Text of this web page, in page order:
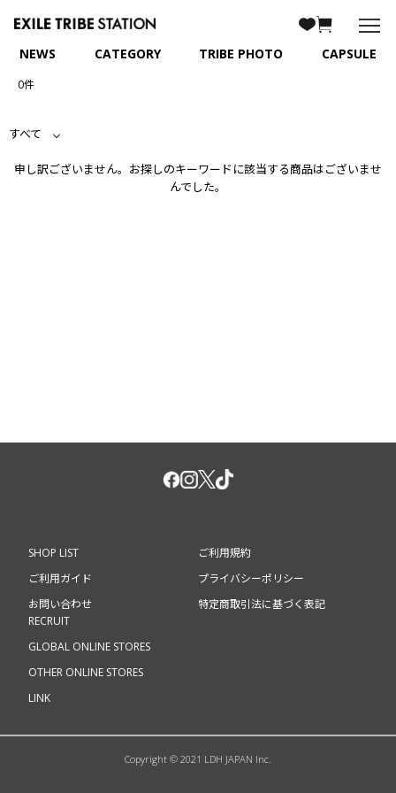
NEWS CATEGORY TRIBE PHOTO CAPSULE
0件
すべて
申し訳ございません。お探しのキーワードに該当する商品はございませ
んでした。
SHOP LIST
ご利用ガイド
お問い合わせ
ご利用規約
プライバシーポリシー
特定商取引法に基づく表記
RECRUIT
GLOBAL ONLINE STORES
OTHER ONLINE STORES
LINK
Copyright © 2021 LDH JAPAN Inc.